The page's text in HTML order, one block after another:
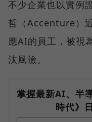
不少企業也以實例
哲（Accenture）
應AI的員工，被視
汰風險。
掌握最新AI、半
時代》